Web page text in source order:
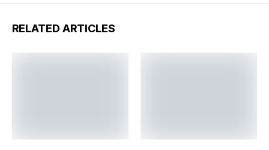
RELATED ARTICLES